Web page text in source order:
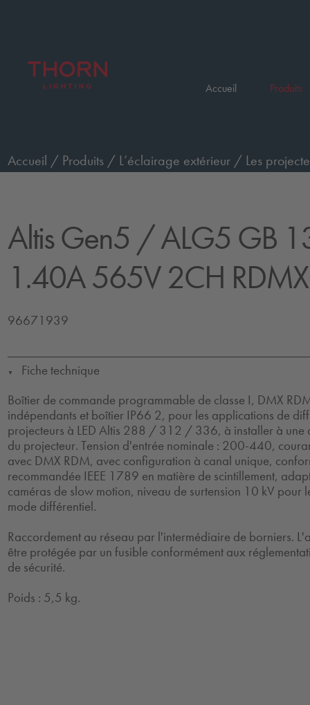
Accueil Produits
Accueil / Produits / L’éclairage extérieur / Les
Altis Gen5 / ALG5 GB
1.40A 565V 2CH RDMX
96671939
▼
Fiche technique
Boîtier de commande programmable de classe I, DMX
indépendants et boîtier IP66 2, pour les applications de
projecteurs à LED Altis 288 / 312 / 336, à installer à une
du projecteur. Tension d'entrée nominale : 200-440,
avec DMX RDM, avec configuration à canal unique,
recommandée IEEE 1789 en matière de scintillement,
caméras de slow motion, niveau de surtension 10 kV pour
mode différentiel.
Raccordement au réseau par l'intermédiaire de borniers.
être protégée par un fusible conformément aux
de sécurité.
Poids : 5,5 kg.